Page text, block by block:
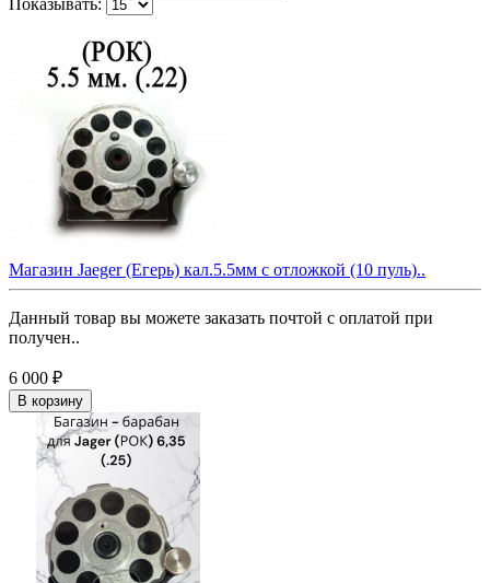
Показывать:
Магазин Jaeger (Егерь) кал.5.5мм с отложкой (10 пуль)..
Данный товар вы можете заказать почтой с оплатой при
получен..
6 000 ₽
В корзину